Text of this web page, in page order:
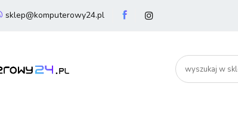
sklep@komputerowy24.pl
Laptopy Komputery
Smartfony Bezpieczeństwo